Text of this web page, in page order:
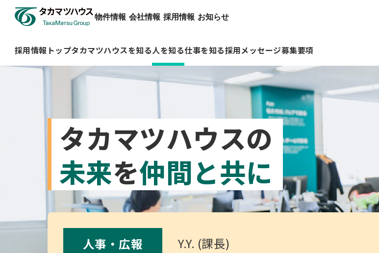
物件情報
物件検索 ミラクラスとは 稀立地
会社情報
企業理念 トップメッセージ 会社概要
採用情報
タカマツハウスを知る 人を知る 仕事を知る
お知らせ
すべてのお知らせ プレスリリース メディア掲載
採用情報トップタカマツハウスを知る人を知る仕事を知る採用メッセージ募集要項
タカマツハウスの
未来を仲間と共に
人事・広報 Y.Y. (課長)